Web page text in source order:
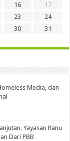
16
17
23
24
30
31
Media, dan
Yayasan Ranu
Dari PBB